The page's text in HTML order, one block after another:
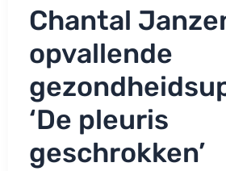
Chantal
opvallende
‘De pleuris
geschrokken’